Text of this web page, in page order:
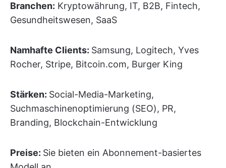
Branchen: Kryptowährung, IT, B2B, Fintech,
Gesundheitswesen, SaaS
Namhafte Clients: Samsung, Logitech, Yves
Rocher, Stripe, Bitcoin.com, Burger King
Stärken: Social-Media-Marketing,
Suchmaschinenoptimierung (SEO), PR,
Branding, Blockchain-Entwicklung
Preise: Sie bieten ein Abonnement-basiertes